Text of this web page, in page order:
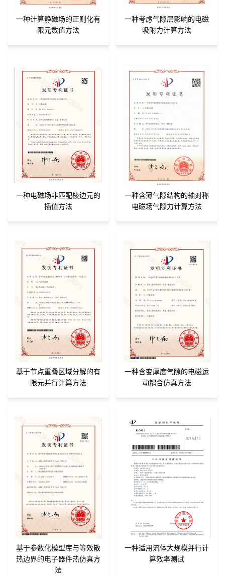
一种计算静磁场的正则化有
限元数值方法
一种考虑气隙层影响的电磁
吸附力计算方法
一种电磁场非匹配棱边元的
插值方法
一种含薄气隙结构的轴对称
电磁场气隙力计算方法
基于节点重叠区域分解的有
限元并行计算方法
一种含变厚度气隙的电磁运
动耦合仿真方法
基于参数化模型库与等效散
热边界的电子器件热仿真方
法
一种适用流体大规模并行计
算效率测试